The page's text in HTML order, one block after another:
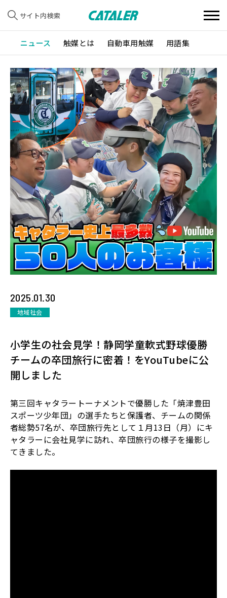
サイト内検索
ニュース 触媒とは 自動車用触媒 用語集
2025.01.30
地域社会
小学生の社会見学！静岡学童軟式野球優勝
チームの卒団旅行に密着！をYouTubeに公
開しました
第三回キャタラートーナメントで優勝した「焼津豊田
スポーツ少年団」の選手たちと保護者、チームの関係
者総勢57名が、卒団旅行先として１月13日（月）にキ
ャタラーに会社見学に訪れ、卒団旅行の様子を撮影し
てきました。